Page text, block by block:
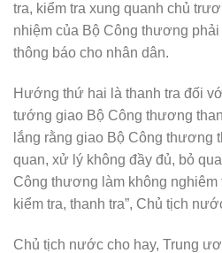
tra, kiểm tra xung quanh chủ
nhiệm của Bộ Công thương
thông báo cho nhân dân.
Hướng thứ hai là thanh tra đối
tướng giao Bộ Công thương
lắng rằng giao Bộ Công thương
quan, xử lý không đầy đủ, bỏ
Công thương làm không nghiêm
kiểm tra, thanh tra”, Chủ tịch
Chủ tịch nước cho hay, Trung